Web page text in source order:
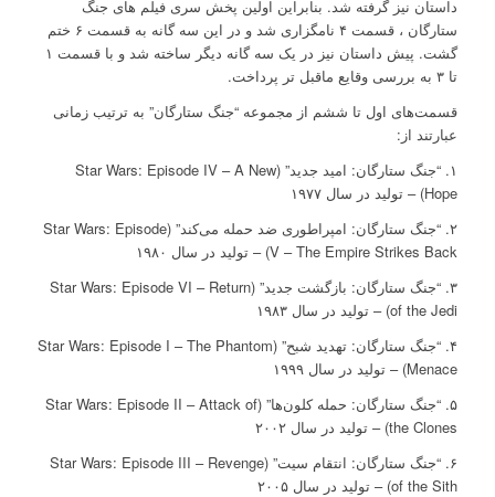
داستان نیز گرفته شد. بنابراین اولین پخش سری فیلم های جنگ
ستارگان ، قسمت ۴ نامگزاری شد و در این سه گانه به قسمت ۶ ختم
گشت. پیش داستان نیز در یک سه گانه دیگر ساخته شد و با قسمت ۱
تا ۳ به بررسی وقایع ماقبل تر پرداخت.
قسمت‌های اول تا ششم از مجموعه “جنگ ستارگان” به ترتیب زمانی
عبارتند از:
۱. “جنگ ستارگان: امید جدید” (Star Wars: Episode IV – A New
Hope) – تولید در سال ۱۹۷۷
۲. “جنگ ستارگان: امپراطوری ضد حمله می‌کند” (Star Wars: Episode
V – The Empire Strikes Back) – تولید در سال ۱۹۸۰
۳. “جنگ ستارگان: بازگشت جدید” (Star Wars: Episode VI – Return
of the Jedi) – تولید در سال ۱۹۸۳
۴. “جنگ ستارگان: تهدید شبح” (Star Wars: Episode I – The Phantom
Menace) – تولید در سال ۱۹۹۹
۵. “جنگ ستارگان: حمله کلون‌ها” (Star Wars: Episode II – Attack of
the Clones) – تولید در سال ۲۰۰۲
۶. “جنگ ستارگان: انتقام سیت” (Star Wars: Episode III – Revenge
of the Sith) – تولید در سال ۲۰۰۵